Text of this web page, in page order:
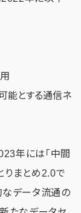
能とする通信ネ
年には「中間
りまとめ2.0で
データ流通の